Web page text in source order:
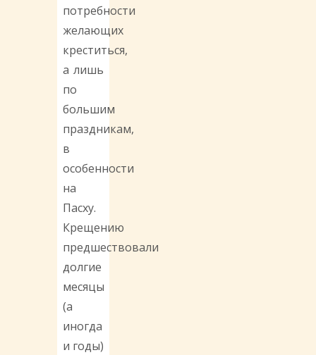
потребности
желающих
креститься,
а лишь
по
большим
праздникам,
в
особенности
на
Пасху.
Крещению
предшествовали
долгие
месяцы
(а
иногда
и годы)